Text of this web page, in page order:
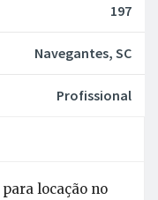
197
Navegantes, SC
Profissional
locação no